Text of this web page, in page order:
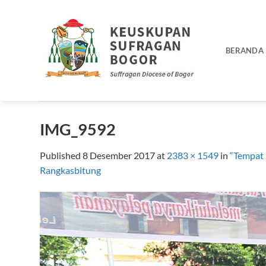
BERANDA
IMG_9592
Published 8 Desember 2017at 2383 × 1549 in
Rangkasbitung